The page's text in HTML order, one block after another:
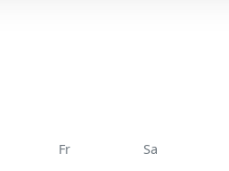
Fr Sa